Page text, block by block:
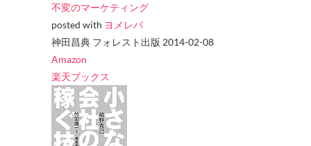
不変のマーケティング
posted with ヨメレバ
神田昌典 フォレスト出版 2014-02-08
Amazon
楽天ブックス